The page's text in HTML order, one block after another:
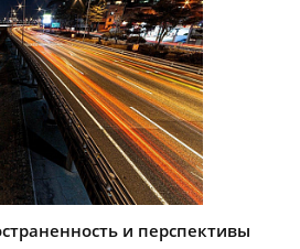
и перспективы